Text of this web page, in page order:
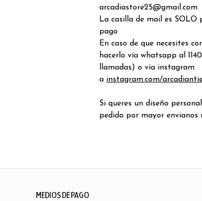
arcadiastore25@gmail.com
La casilla de mail es
pago
En caso de que necesites
hacerlo vía whatsapp al
llamadas) o vía instagram
a instagram.com/
Si queres un diseño
pedido por mayor envianos
MEDIOS DE PAGO